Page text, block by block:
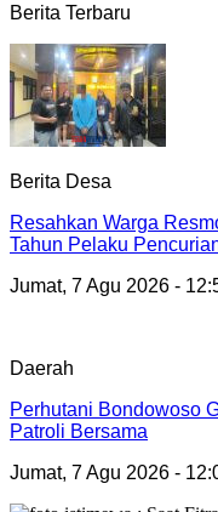
Berita Terbaru
Berita Desa
Resahkan Warga
Tahun Pelaku
Jumat, 7 Agu 2026 -
Daerah
Perhutani Bondowoso
Patroli Bersama
Jumat, 7 Agu 2026 -